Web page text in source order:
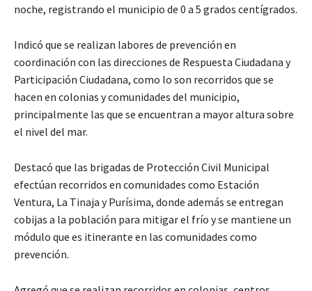
noche, registrando el municipio de 0 a 5 grados centígrados.
Indicó que se realizan labores de prevención en
coordinación con las direcciones de Respuesta Ciudadana y
Participación Ciudadana, como lo son recorridos que se
hacen en colonias y comunidades del municipio,
principalmente las que se encuentran a mayor altura sobre
el nivel del mar.
Destacó que las brigadas de Protección Civil Municipal
efectúan recorridos en comunidades como Estación
Ventura, La Tinaja y Purísima, donde además se entregan
cobijas a la población para mitigar el frío y se mantiene un
módulo que es itinerante en las comunidades como
prevención.